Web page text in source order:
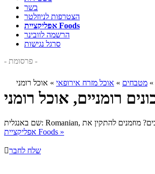
בשר
הצטרפות לניוזלטר
אפליקציית Foods
הרשמה לוובינר
סרגל נגישות
- פרסומת -
» מטבחים » אוכל מזרח אירופאי » אוכל רומני
רומניים, אוכל רומני
שם באנגלית: Romanian, מוזמנים להתקין את
אפליקציית Foods »
שלח לחבר